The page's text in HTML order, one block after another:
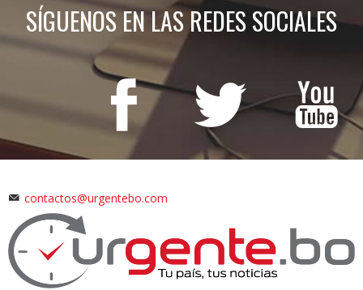
SÍGUENOS EN LAS REDES SOCIALES
contactos@urgentebo.com